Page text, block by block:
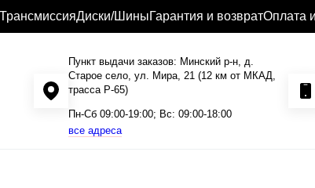
ТрансмиссияДиски/ШиныГарантия и возвратОплата
Пункт выдачи заказов: Минский р-н, д.
Старое село, ул. Мира, 21 (12 км от МКАД,
трасса P-65)
Пн-Сб 09:00-19:00; Вс: 09:00-18:00
все адреса